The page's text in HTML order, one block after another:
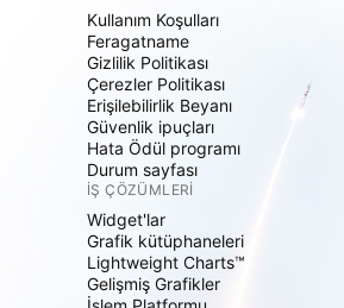
Kullanım Koşulları
Feragatname
Gizlilik Politikası
Çerezler Politikası
Erişilebilirlik Beyanı
Güvenlik ipuçları
Hata Ödül programı
Durum sayfası
İŞ ÇÖZÜMLERI
Widget'lar
Grafik kütüphaneleri
Lightweight Charts™
Gelişmiş Grafikler